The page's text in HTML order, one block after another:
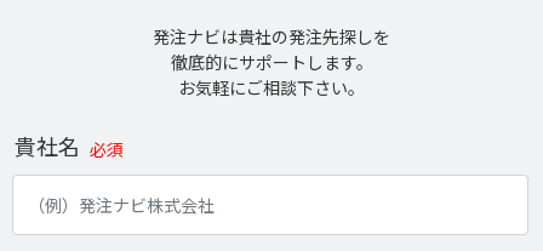
発注ナビは貴社の発注先探しを
徹底的にサポートします。
お気軽にご相談下さい。
貴社名 必須